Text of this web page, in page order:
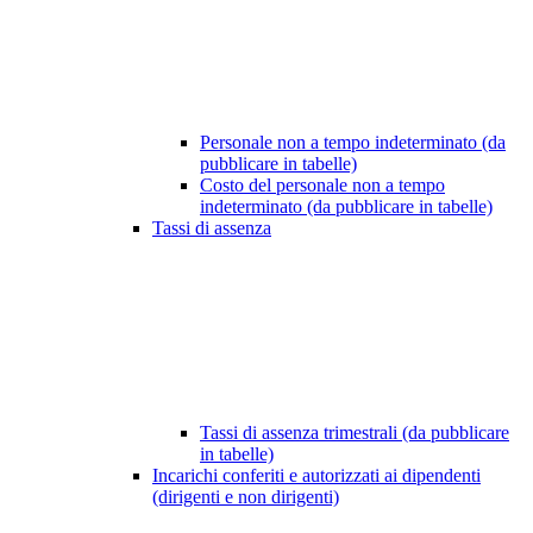
Personale non a tempo indeterminato (da
pubblicare in tabelle)
Costo del personale non a tempo
indeterminato (da pubblicare in tabelle)
Tassi di assenza
Tassi di assenza trimestrali (da pubblicare
in tabelle)
Incarichi conferiti e autorizzati ai dipendenti
(dirigenti e non dirigenti)